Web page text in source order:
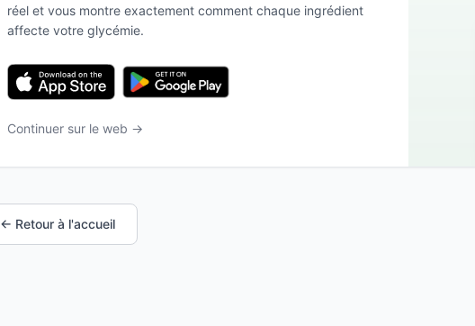
réel et vous montre exactement comment chaque ingrédient
affecte votre glycémie.
Continuer sur le web →
← Retour à l'accueil